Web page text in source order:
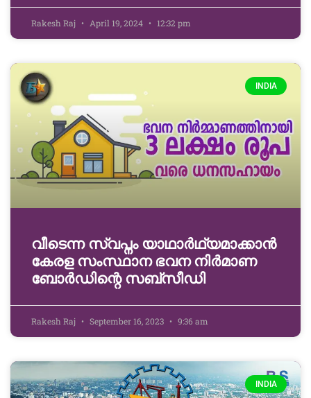
Rakesh Raj April 19, 2024 12:32 pm
INDIA
വീടെന്ന സ്വപ്നം യാഥാർഥ്യമാക്കാൻ
കേരള സംസ്ഥാന ഭവന നിർമാണ
ബോർഡിന്റെ സബ്‌സീഡി
Rakesh Raj September 16, 2023 9:36 am
INDIA